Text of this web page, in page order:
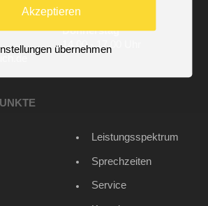
14.00 - 17.00 Uhr
Donnerstag
14.00 - 17.00 Uhr
Leistungsspektrum
Sprechzeiten
Service
Akzeptieren
übernehmen